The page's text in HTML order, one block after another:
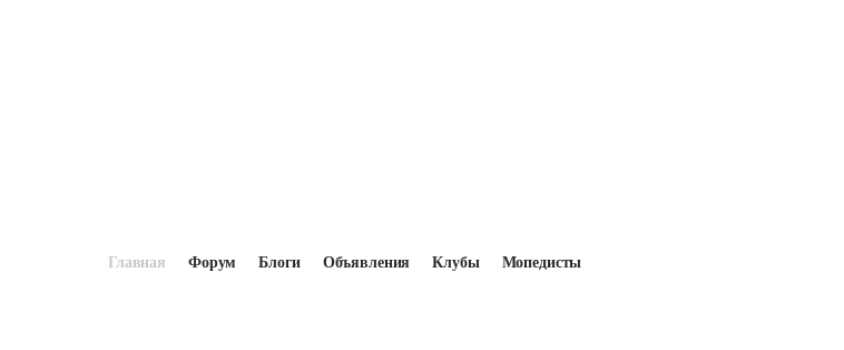
Главная Форум Блоги Объявления Клубы Мопедисты